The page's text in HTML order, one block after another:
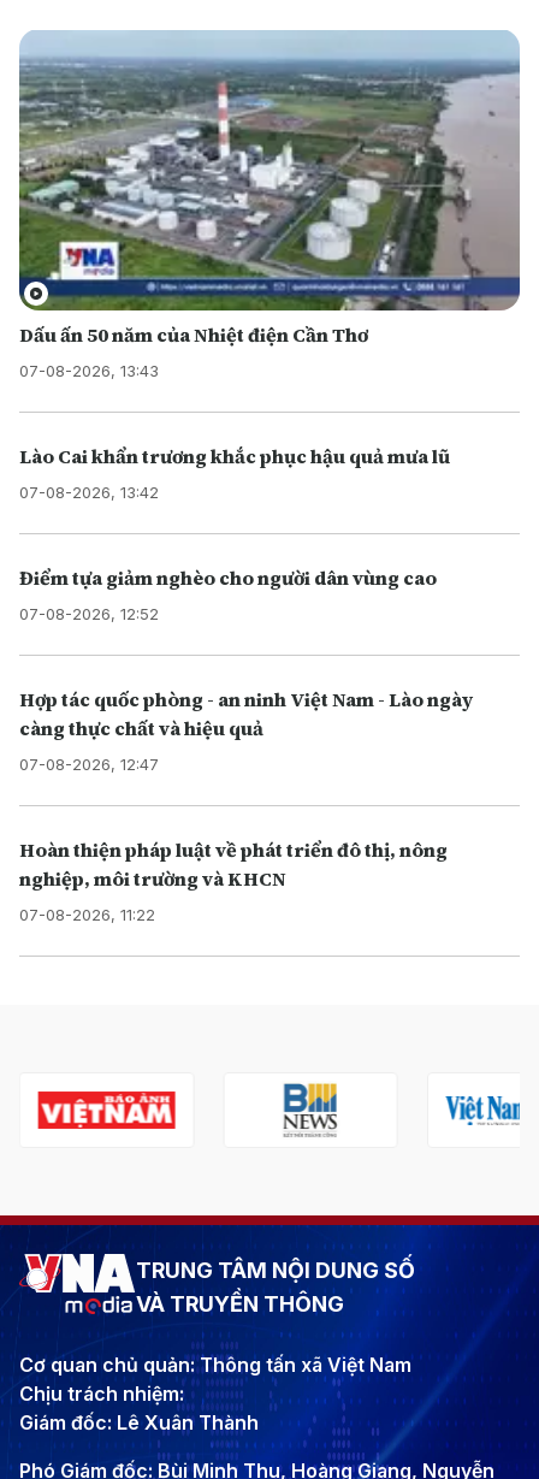
Dấu ấn 50 năm của Nhiệt điện Cần Thơ
07-08-2026, 13:43
Lào Cai khẩn trương khắc phục hậu quả mưa lũ
07-08-2026, 13:42
Điểm tựa giảm nghèo cho người dân vùng cao
07-08-2026, 12:52
Hợp tác quốc phòng - an ninh Việt Nam - Lào ngày
càng thực chất và hiệu quả
07-08-2026, 12:47
Hoàn thiện pháp luật về phát triển đô thị, nông
nghiệp, môi trường và KHCN
07-08-2026, 11:22
TRUNG TÂM NỘI DUNG SỐ
VÀ TRUYỀN THÔNG
Cơ quan chủ quản: Thông tấn xã Việt Nam
Chịu trách nhiệm:
Giám đốc: Lê Xuân Thành
Phó Giám đốc: Bùi Minh Thu, Hoàng Giang, Nguyễn